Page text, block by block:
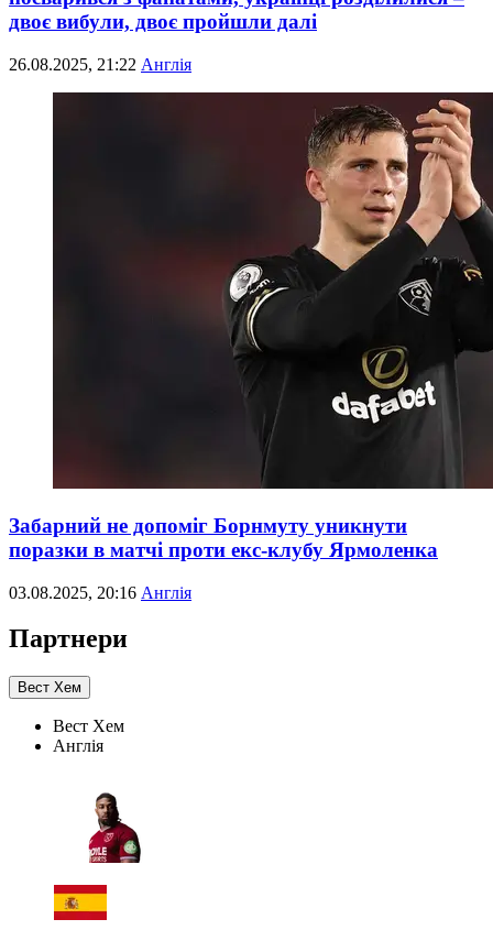
двоє вибули, двоє пройшли далі
26.08.2025, 21:22 Англія
Забарний не допоміг Борнмуту уникнути
поразки в матчі проти екс-клубу Ярмоленка
03.08.2025, 20:16 Англія
Партнери
Вест Хем
Вест Хем
Англія